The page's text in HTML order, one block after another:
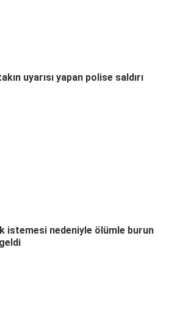
uyarısı yapan polise saldırı
istemesi nedeniyle ölümle burun